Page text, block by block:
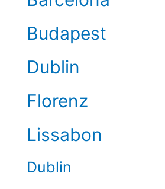
Budapest
Dublin
Florenz
Lissabon
Dublin